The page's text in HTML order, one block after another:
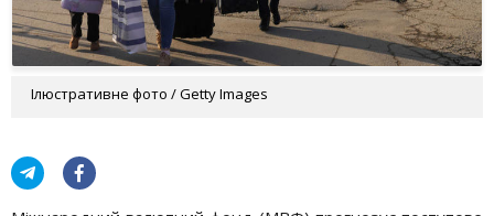
Ілюстративне фото / Getty Images